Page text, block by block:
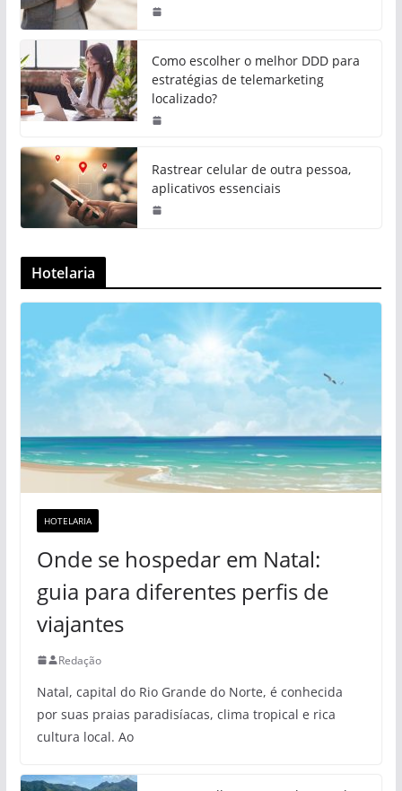
Como escolher o melhor DDD para
estratégias de telemarketing
localizado?
Rastrear celular de outra pessoa,
aplicativos essenciais
Hotelaria
HOTELARIA
Onde se hospedar em Natal:
guia para diferentes perfis de
viajantes
Redação
Natal, capital do Rio Grande do Norte, é conhecida
por suas praias paradisíacas, clima tropical e rica
cultura local. Ao